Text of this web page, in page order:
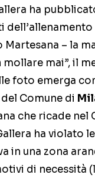
ha
– la
mai”, il
foto emerga
Comune di
che ricade nel
ha violato
in una zona
di necessità